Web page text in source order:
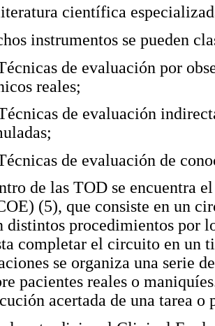
científica
instrumentos se pueden
de evaluación por
reales;
de evaluación
de evaluación de
de las TOD se encuentra
(5), que consiste en un
distintos procedimientos por
completar el circuito en un
se organiza una serie
pacientes reales o
acertada de una tarea